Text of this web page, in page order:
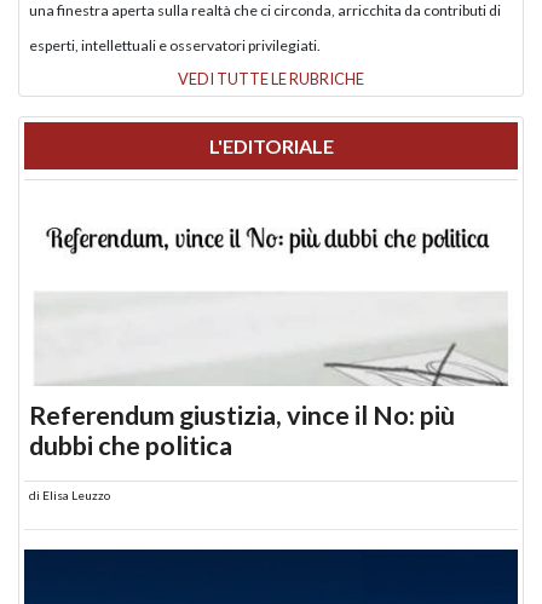
una finestra aperta sulla realtà che ci circonda, arricchita da contributi di
esperti, intellettuali e osservatori privilegiati.
VEDI TUTTE LE RUBRICHE
L'EDITORIALE
Referendum giustizia, vince il No: più
dubbi che politica
di Elisa Leuzzo